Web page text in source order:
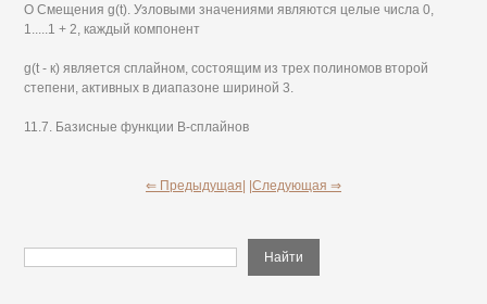
О Смещения g(t). Узловыми значениями являются целые числа 0,
1.....1 + 2, каждый компонент
g(t - к) является сплайном, состоящим из трех полиномов второй
степени, активных в диапазоне шириной 3.
11.7. Базисные функции В-сплайнов
⇐ Предыдущая| |Следующая ⇒